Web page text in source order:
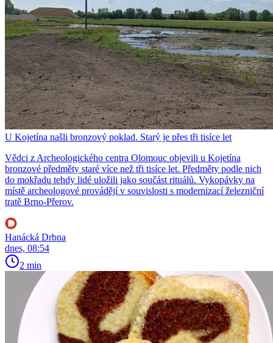
U Kojetína našli bronzový poklad. Starý je přes tři tisíce let
Vědci z Archeologického centra Olomouc objevili u Kojetína
bronzové předměty staré více než tři tisíce let. Předměty podle nich
do mokřadu tehdy lidé uložili jako součást rituálů. Vykopávky na
místě archeologové provádějí v souvislosti s modernizací železniční
tratě Brno-Přerov.
Hanácká Drbna
dnes, 08:54
2 min